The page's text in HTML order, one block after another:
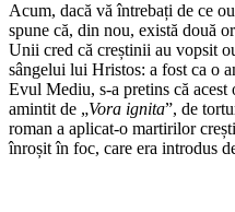
Acum, dacă vă întrebați de ce
spune că, din nou, există două
Unii cred că creștinii au vopsit
sângelui lui Hristos: a fost ca o
Evul Mediu, s-a pretins că acest
amintit de „Vora ignita”, de
roman a aplicat-o martirilor
înroșit în foc, care era introdus